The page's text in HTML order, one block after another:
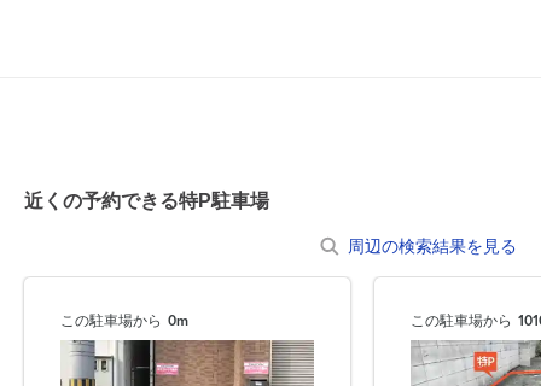
近くの予約できる特P駐車場
周辺の検索結果を見る
この駐車場から 0m この駐車場から